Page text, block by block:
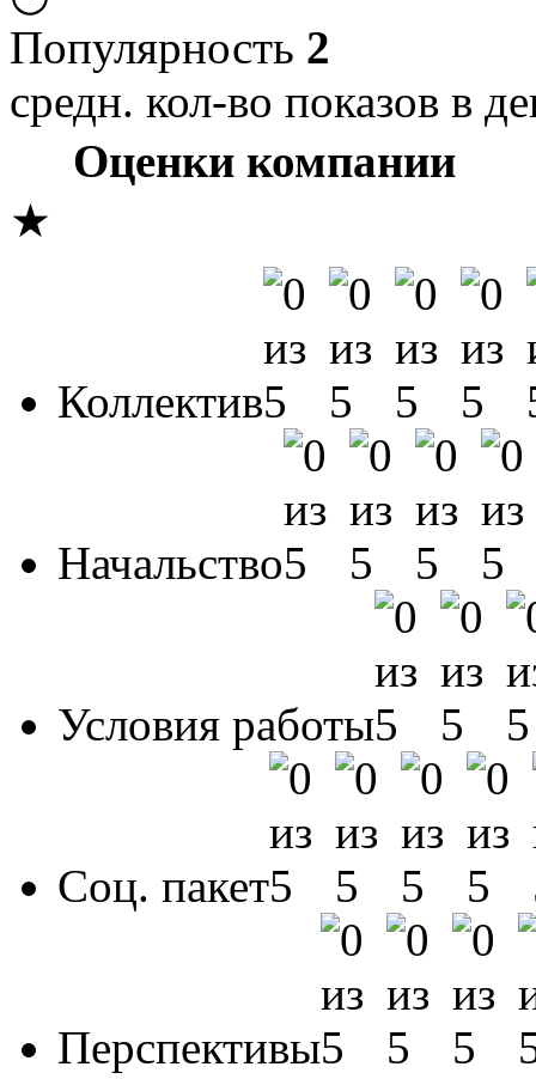
Популярность 2
средн. кол-во показов в
Оценки компании
★
Коллектив
Начальство
Условия работы
Соц. пакет
Перспективы